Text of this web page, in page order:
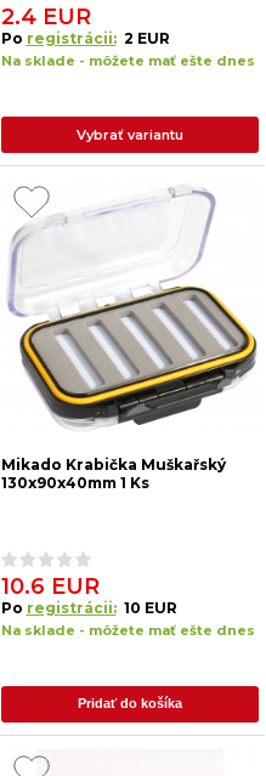
2.4 EUR
Po registrácii: 2 EUR
Na sklade - môžete mať ešte dnes
Vybrať variantu
Mikado Krabička Muškařský
130x90x40mm 1 Ks
10.6 EUR
Po registrácii: 10 EUR
Na sklade - môžete mať ešte dnes
Pridať do košíka